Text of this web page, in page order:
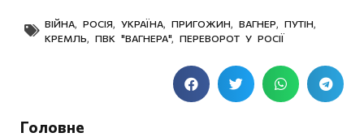
ВІЙНА РОСІЯ УКРАЇНА ПРИГОЖИН ВАГНЕР ПУТІН
КРЕМЛЬ
ПВК "ВАГНЕРА" ПЕРЕВОРОТ У РОСІЇ
Головне